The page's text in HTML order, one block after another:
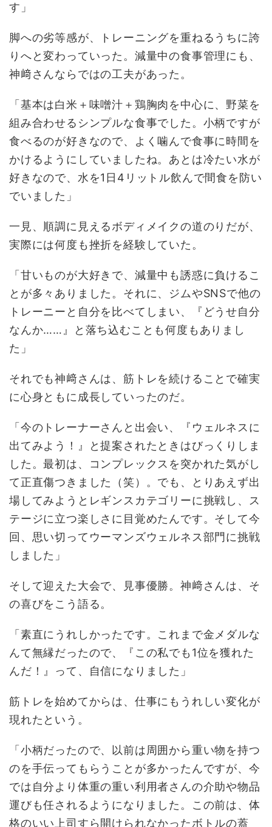
す」
脚への劣等感が、トレーニングを重ねるうちに誇
りへと変わっていった。減量中の食事管理にも、
神﨑さんならではの工夫があった。
「基本は白米＋味噌汁＋鶏胸肉を中心に、野菜を
組み合わせるシンプルな食事でした。小柄ですが
食べるのが好きなので、よく噛んで食事に時間を
かけるようにしていましたね。あとは冷たい水が
好きなので、水を1日4リットル飲んで間食を防い
でいました」
一見、順調に見えるボディメイクの道のりだが、
実際には何度も挫折を経験していた。
「甘いものが大好きで、減量中も誘惑に負けるこ
とが多々ありました。それに、ジムやSNSで他の
トレーニーと自分を比べてしまい、『どうせ自分
なんか……』と落ち込むことも何度もありまし
た」
それでも神﨑さんは、筋トレを続けることで確実
に心身ともに成長していったのだ。
「今のトレーナーさんと出会い、『ウェルネスに
出てみよう！』と提案されたときはびっくりしま
した。最初は、コンプレックスを突かれた気がし
て正直傷つきました（笑）。でも、とりあえず出
場してみようとレギンスカテゴリーに挑戦し、ス
テージに立つ楽しさに目覚めたんです。そして今
回、思い切ってウーマンズウェルネス部門に挑戦
しました」
そして迎えた大会で、見事優勝。神﨑さんは、そ
の喜びをこう語る。
「素直にうれしかったです。これまで金メダルな
んて無縁だったので、『この私でも1位を獲れた
んだ！』って、自信になりました」
筋トレを始めてからは、仕事にもうれしい変化が
現れたという。
「小柄だったので、以前は周囲から重い物を持つ
のを手伝ってもらうことが多かったんですが、今
では自分より体重の重い利用者さんの介助や物品
運びも任されるようになりました。この前は、体
格のいい上司すら開けられなかったボトルの蓋